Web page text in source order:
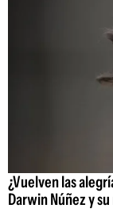
¿Vuelven las
Darwin Núñez y